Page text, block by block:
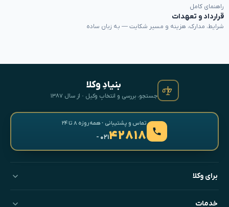
راهنمای کامل
قرارداد و تعهدات
شرایط، مدارک، هزینه و مسیر شکایت — به زبان ساده
بنیادِ وکلا
جستجو، بررسی و انتخابِ وکیل · از سال ۱۳۸۷
تماس و پشتیبانی · همه‌روزه ۸ تا ۲۴
۴۲۸۱۸- ۰۲۱
برای وکلا
خدمات